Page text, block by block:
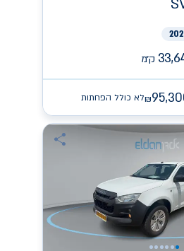
ק״מ
₪לא כולל הפחתות